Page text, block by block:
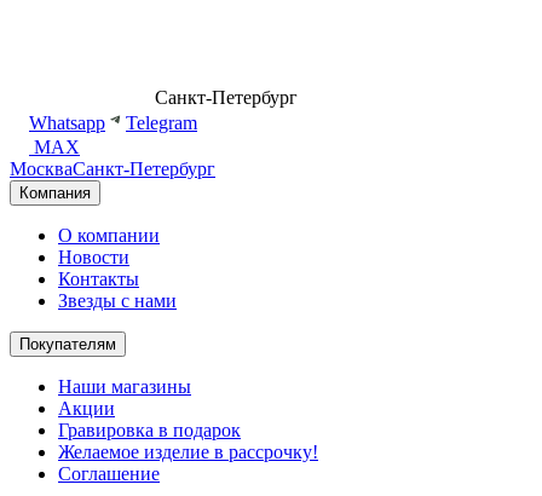
Санкт-Петербург
Whatsapp
Telegram
MAX
МоскваСанкт-Петербург
Компания
О компании
Новости
Контакты
Звезды с нами
Покупателям
Наши магазины
Акции
Гравировка в подарок
Желаемое изделие в рассрочку!
Соглашение